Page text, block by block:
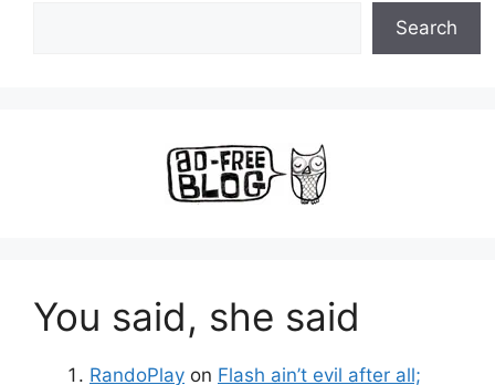
Search
You said, she said
RandoPlay on Flash ain’t evil after all;